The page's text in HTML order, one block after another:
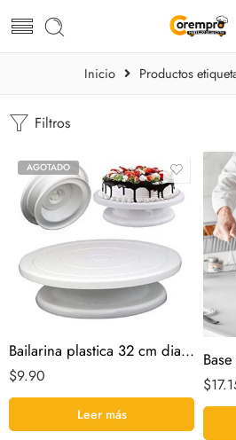
Inicio Productos
Filtros
AGOTADO
Bailarina plastica 32 cm diametro
$9.90
Leer más
$